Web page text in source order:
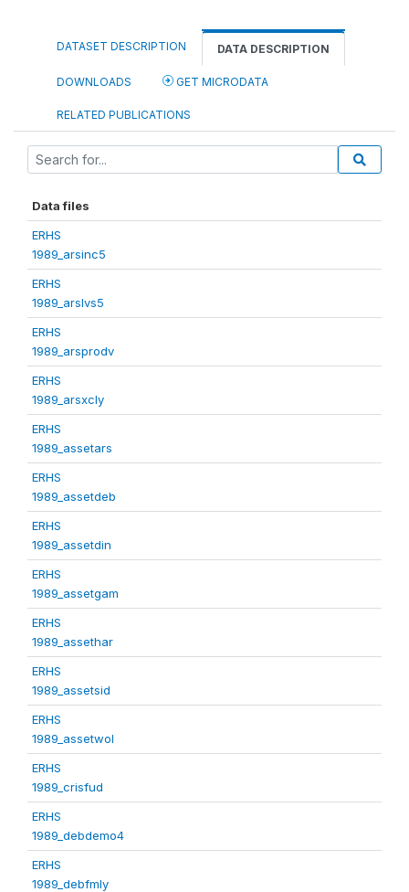
DATASET DESCRIPTION DATA DESCRIPTION
DOWNLOADS GET MICRODATA
RELATED PUBLICATIONS
Data files
ERHS
1989_arsinc5
ERHS
1989_arslvs5
ERHS
1989_arsprodv
ERHS
1989_arsxcly
ERHS
1989_assetars
ERHS
1989_assetdeb
ERHS
1989_assetdin
ERHS
1989_assetgam
ERHS
1989_assethar
ERHS
1989_assetsid
ERHS
1989_assetwol
ERHS
1989_crisfud
ERHS
1989_debdemo4
ERHS
1989_debfmly